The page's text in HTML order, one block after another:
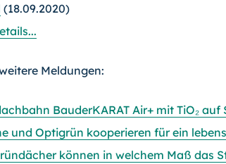
(18.09.2020)
Meldungen:
BauderKARAT Air+ mit TiO₂
und Optigrün kooperieren für ein
können in welchem Maß das